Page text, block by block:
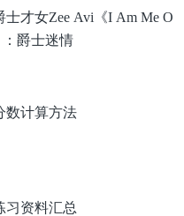
士才女Zee Avi《I Am Me O
：爵士迷情
数计算方法
习资料汇总